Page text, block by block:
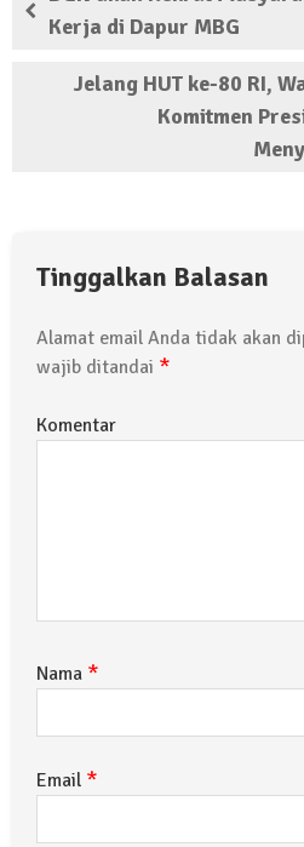
Kerja di Dapur MBG
Jelang HUT ke-80 RI,
Komitmen
Tinggalkan Balasan
Alamat email Anda tidak akan
wajib ditandai *
Komentar
Nama *
Email *